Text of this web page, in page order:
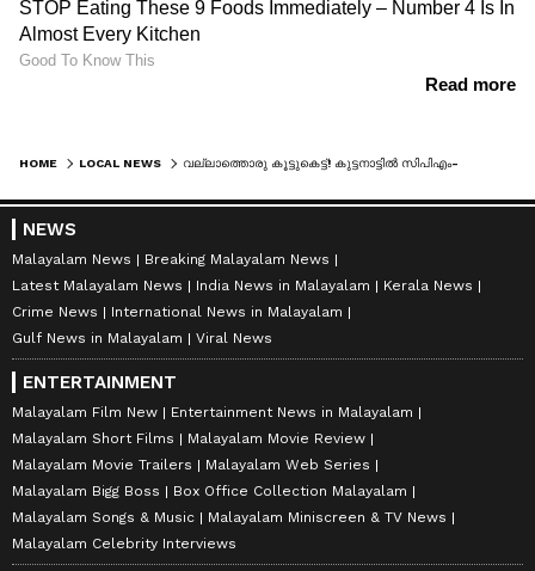
HOME LOCAL NEWS
NEWS
Malayalam News
Breaking Malayalam News
Latest Malayalam News
India News in Malayalam
Kerala News
Crime News
International News in Malayalam
Gulf News in Malayalam
Viral News
ENTERTAINMENT
Malayalam Film New
Entertainment News in Malayalam
Malayalam Short Films
Malayalam Movie Review
Malayalam Movie Trailers
Malayalam Web Series
Malayalam Bigg Boss
Box Office Collection Malayalam
Malayalam Songs & Music
Malayalam Miniscreen & TV News
Malayalam Celebrity Interviews